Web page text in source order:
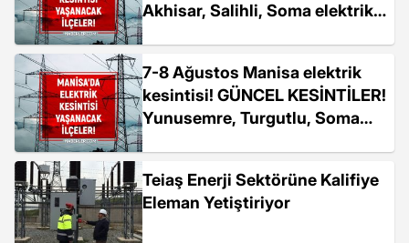
Akhisar, Salihli, Soma elektrik
7-8 Ağustos Manisa elektrik
kesintisi! GÜNCEL KESİNTİLER!
Yunusemre, Turgutlu, Soma
Teiaş Enerji Sektörüne Kalifiye
Eleman Yetiştiriyor